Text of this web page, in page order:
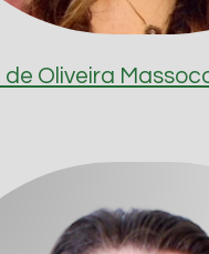
de Oliveira